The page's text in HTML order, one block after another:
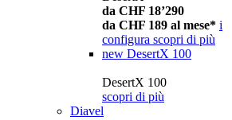
da CHF 18’290
da CHF 189 al mese* i
configura scopri di più
new DesertX 100
DesertX 100
scopri di più
Diavel